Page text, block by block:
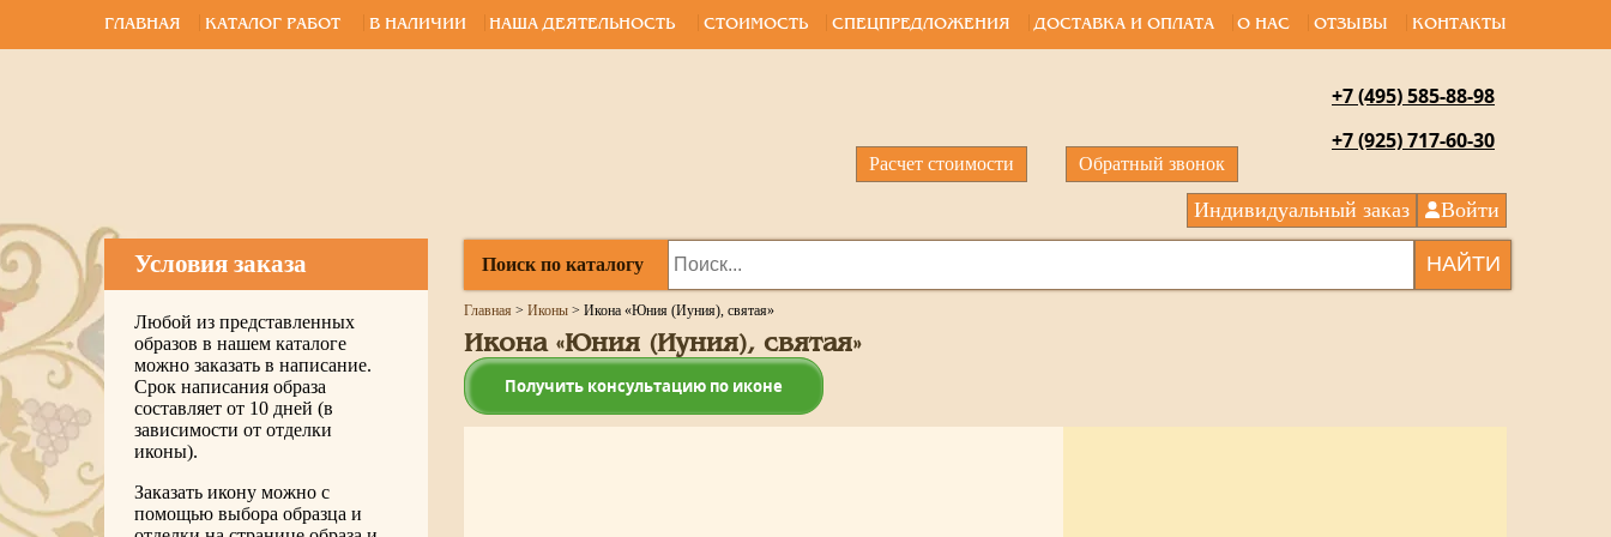
ГЛАВНАЯ КАТАЛОГ РАБОТ В НАЛИЧИИ НАША ДЕЯТЕЛЬНОСТЬ СТОИМОСТЬ СПЕЦПРЕДЛОЖЕНИЯ ДОСТАВКА И ОПЛАТА О НАС ОТЗЫВЫ КОНТАКТЫ
+7 (495) 585-88-98
+7 (925) 717-60-30
Индивидуальный заказ Войти
Расчет стоимости Обратный звонок
Условия заказа
Любой из представленных
образов в нашем каталоге
можно заказать в написание.
Срок написания образа
составляет от 10 дней (в
зависимости от отделки
иконы).
Заказать икону можно с
помощью выбора образца и
Поиск по каталогу НАЙТИ
Главная > Иконы > Икона «Юния (Иуния), святая»
Икона «Юния (Иуния), святая»
Получить консультацию по иконе